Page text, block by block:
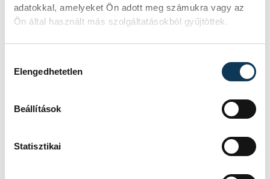
adatokkal, amelyeket Ön adott meg számukra vagy az
Ön által használt más szolgáltatásokból gyűjtöttek.
Elengedhetetlen
Beállítások
Statisztikai
A mesterséges
intelligencia is szerepet